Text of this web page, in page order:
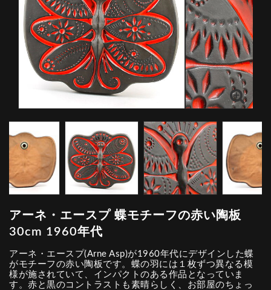
アーネ・エースプ 蝶モチーフの赤い陶板
30cm 1960年代
アーネ・エースプ(Arne Asp)が1960年代にデザインした蝶
がモチーフの赤い陶板です。蝶の羽には１枚ずつ異なる模
様が施されていて、インパクトのある作品となっていま
す。赤と黒のコントラストも素晴らしく、お部屋のちょっ